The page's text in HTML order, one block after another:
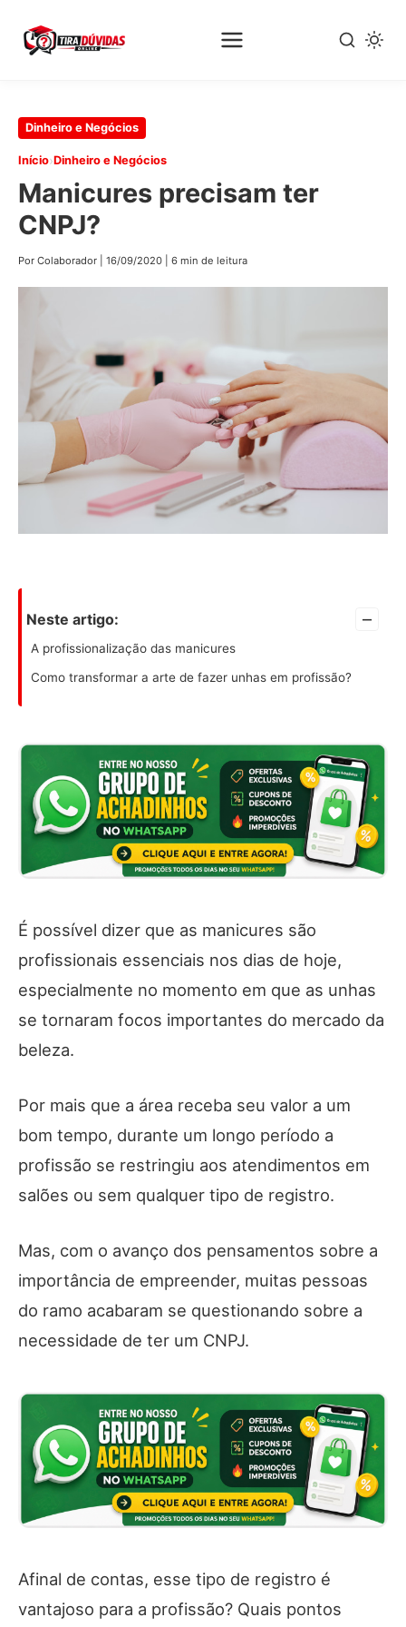
Pular
conteúdo
principal
Dinheiro e Negócios
Início›Dinheiro e Negócios
Manicures precisam ter
CNPJ?
Por Colaborador 16/09/2020 6 min de leitura
Neste artigo: –
A profissionalização das manicures
Como transformar a arte de fazer unhas em profissão?
É possível dizer que as manicures são
profissionais essenciais nos dias de hoje,
especialmente no momento em que as unhas
se tornaram focos importantes do mercado da
beleza.
Por mais que a área receba seu valor a um
bom tempo, durante um longo período a
profissão se restringiu aos atendimentos em
salões ou sem qualquer tipo de registro.
Mas, com o avanço dos pensamentos sobre a
importância de empreender, muitas pessoas
do ramo acabaram se questionando sobre a
necessidade de ter um CNPJ.
Afinal de contas, esse tipo de registro é
vantajoso para a profissão? Quais pontos